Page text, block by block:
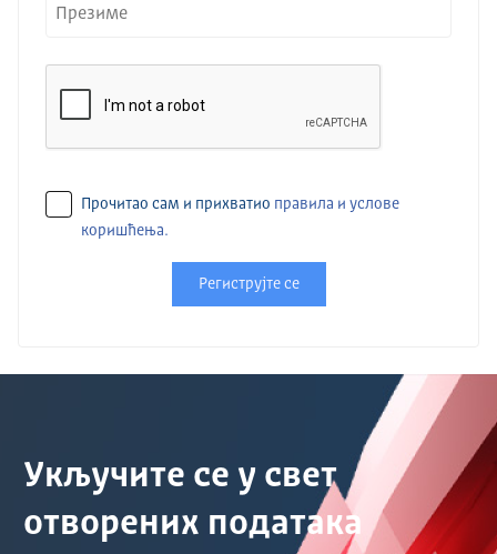
Прочитао сам и прихватио правила и услове
коришћења.
Региструјте се
Укључите се у свет
отворених података